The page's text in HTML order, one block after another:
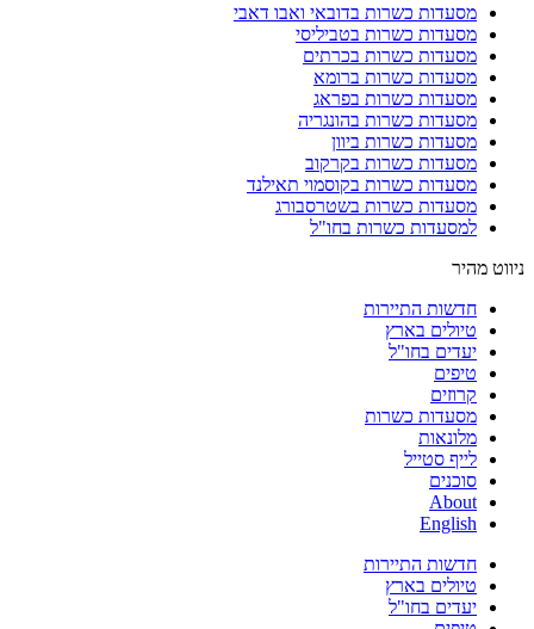
מסעדות כשרות בדובאי ואבו דאבי
מסעדות כשרות בטביליסי
מסעדות כשרות בכרתים
מסעדות כשרות ברומא
מסעדות כשרות בפראג
מסעדות כשרות בהונגריה
מסעדות כשרות ביוון
מסעדות כשרות בקרקוב
מסעדות כשרות בקוסמוי תאילנד
מסעדות כשרות בשטרסבורג
למסעדות כשרות בחו"ל
ניווט מהיר
חדשות התיירות
טיולים בארץ
יעדים בחו"ל
טיפים
קרוזים
מסעדות כשרות
מלונאות
לייף סטייל
סוכנים
About
English
חדשות התיירות
טיולים בארץ
יעדים בחו"ל